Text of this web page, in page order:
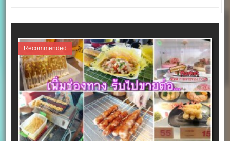
Recommended